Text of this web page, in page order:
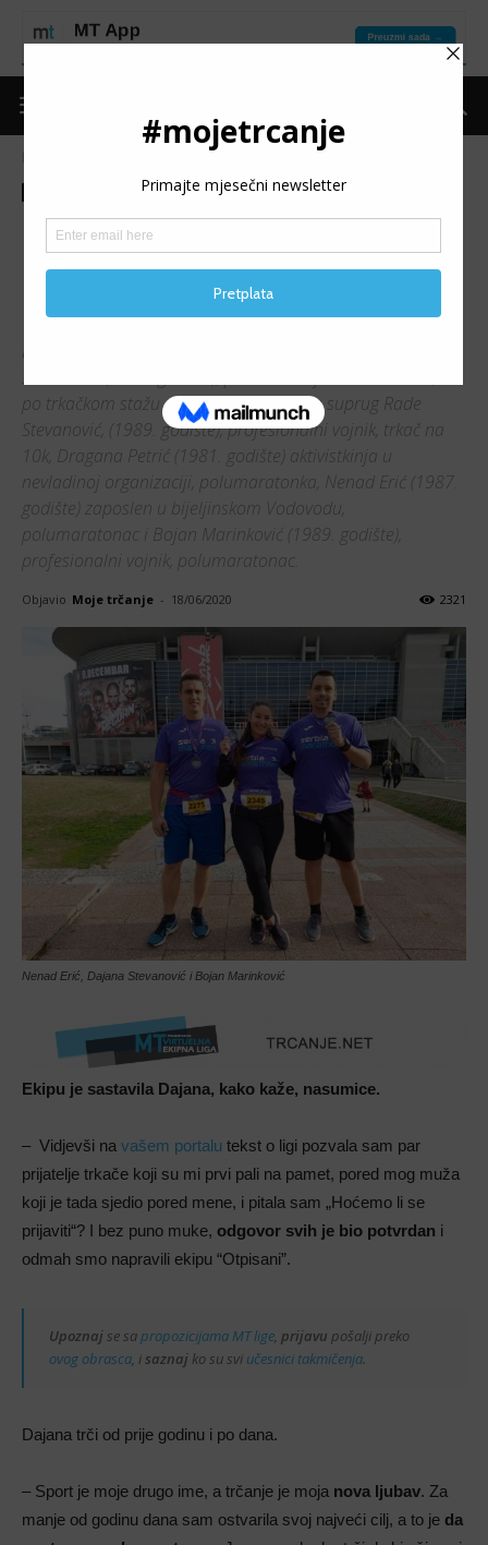
OTPISANI: U MT ligi pronašli
motiv za još jedan povratak
na stazu
Ekipa “Otpisani” dolazi iz Bijeljine, a čine je Dajana
Stevanović (1994. godište), po zanimanju kozmetičarka, a
po trkačkom stažu polumaratonka, njen suprug Rade
Stevanović, (1989. godište), profesionalni vojnik, trkač na
10k, Dragana Petrić (1981. godište) aktivistkinja u
nevladinoj organizaciji, polumaratonka, Nenad Erić (1987.
godište) zaposlen u bijeljinskom Vodovodu,
polumaratonac i Bojan Marinković (1989. godište),
profesionalni vojnik, polumaratonac.
Objavio Moje trčanje - 18/06/2020 2321
Nenad Erić, Dajana Stevanović i Bojan Marinković
Ekipu je sastavila Dajana, kako kaže, nasumice.
– Vidjevši na vašem portalu tekst o ligi pozvala sam par
prijatelje trkače koji su mi prvi pali na pamet, pored mog muža
koji je tada sjedio pored mene, i pitala sam „Hoćemo li se
prijaviti“? I bez puno muke, odgovor svih je bio potvrdan i
odmah smo napravili ekipu “Otpisani”.
Upoznajse sapropozicijama MT lige, prijavu pošalji preko
ovog obrasca, isaznaj ko su svi učesnici takmičenja.
Dajana trči od prije godinu i po dana.
– Sport je moje drugo ime, a trčanje je moja nova ljubav. Za
manje od godinu dana sam ostvarila svoj najveći cilj, a to je da